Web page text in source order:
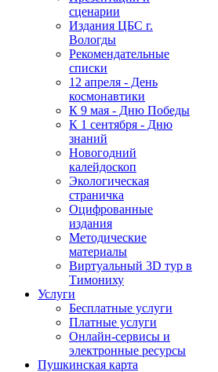
сценарии
Издания ЦБС г.
Вологды
Рекомендательные
списки
12 апреля - День
космонавтики
К 9 мая - Дню Победы
К 1 сентября - Дню
знаний
Новогодний
калейдоскоп
Экологическая
страничка
Оцифрованные
издания
Методические
материалы
Виртуальный 3D тур в
Тимониху
Услуги
Бесплатные услуги
Платные услуги
Онлайн-сервисы и
электронные ресурсы
Пушкинская карта